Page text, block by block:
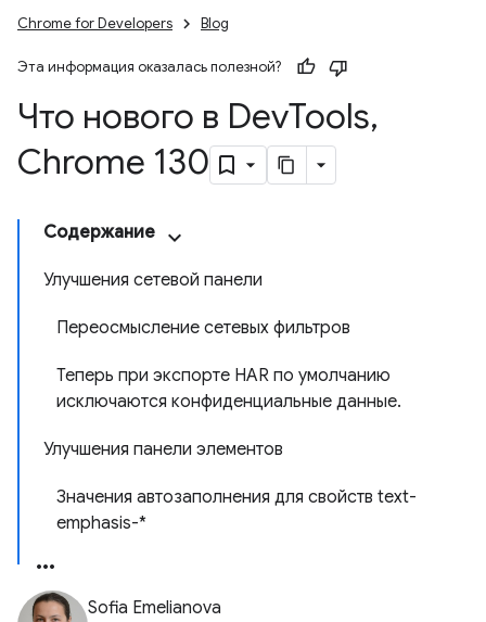
Chrome for Developers Blog
Эта информация оказалась полезной?
Что нового в DevTools,
Chrome 130
Содержание
Улучшения сетевой панели
Переосмысление сетевых фильтров
Теперь при экспорте HAR по умолчанию
исключаются конфиденциальные данные.
Улучшения панели элементов
Значения автозаполнения для свойств text-
emphasis-*
Sofia Emelianova